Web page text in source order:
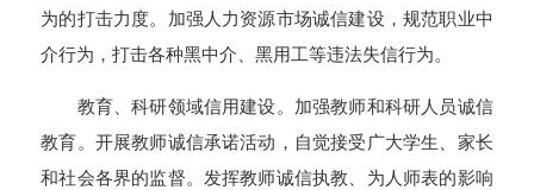
为的打击力度。加强人力资源市场诚信建设，规范职业中
介行为，打击各种黑中介、黑用工等违法失信行为。
教育、科研领域信用建设。加强教师和科研人员诚信
教育。开展教师诚信承诺活动，自觉接受广大学生、家长
和社会各界的监督。发挥教师诚信执教、为人师表的影响